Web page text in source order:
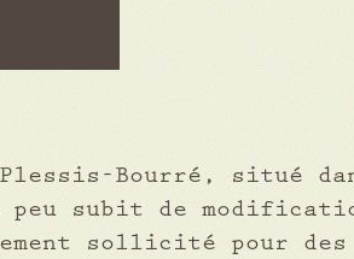
Bourré, situé
subit de
sollicité pour